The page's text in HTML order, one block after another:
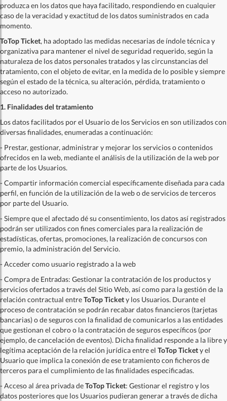
produzca en los datos que haya facilitado, respondiendo en cualquier
caso de la veracidad y exactitud de los datos suministrados en cada
momento.
ToTop Ticket, ha adoptado las medidas necesarias de índole técnica y
organizativa para mantener el nivel de seguridad requerido, según la
naturaleza de los datos personales tratados y las circunstancias del
tratamiento, con el objeto de evitar, en la medida de lo posible y siempre
según el estado de la técnica, su alteración, pérdida, tratamiento o
acceso no autorizado.
1. Finalidades del tratamiento
Los datos facilitados por el Usuario de los Servicios en son utilizados con
diversas finalidades, enumeradas a continuación:
- Prestar, gestionar, administrar y mejorar los servicios o contenidos
ofrecidos en la web, mediante el análisis de la utilización de la web por
parte de los Usuarios.
- Compartir información comercial específicamente diseñada para cada
perfil, en función de la utilización de la web o de servicios de terceros
por parte del Usuario.
- Siempre que el afectado dé su consentimiento, los datos así registrados
podrán ser utilizados con fines comerciales para la realización de
estadísticas, ofertas, promociones, la realización de concursos con
premio, la administración del Servicio.
- Acceder como usuario registrado a la web
- Compra de Entradas: Gestionar la contratación de los productos y
servicios ofertados a través del Sitio Web, así como para la gestión de la
relación contractual entreToTop Tickety los Usuarios. Durante el
proceso de contratación se podrán recabar datos financieros (tarjetas
bancarias) o de seguros con la finalidad de comunicarlos a las entidades
que gestionan el cobro o la contratación de seguros específicos (por
ejemplo, de cancelación de eventos). Dicha finalidad responde a la libre y
legítima aceptación de la relación jurídica entre el ToTop Tickety el
Usuario que implica la conexión de ese tratamiento con ficheros de
terceros para el cumplimiento de las finalidades especificadas.
- Acceso al área privada deToTop Ticket: Gestionar el registro y los
datos posteriores que los Usuarios pudieran generar a través de dicha